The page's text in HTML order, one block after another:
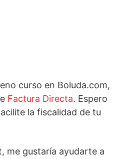
curso en Boluda.com,
Factura Directa. Espero
la fiscalidad de tu
me gustaría ayudarte a